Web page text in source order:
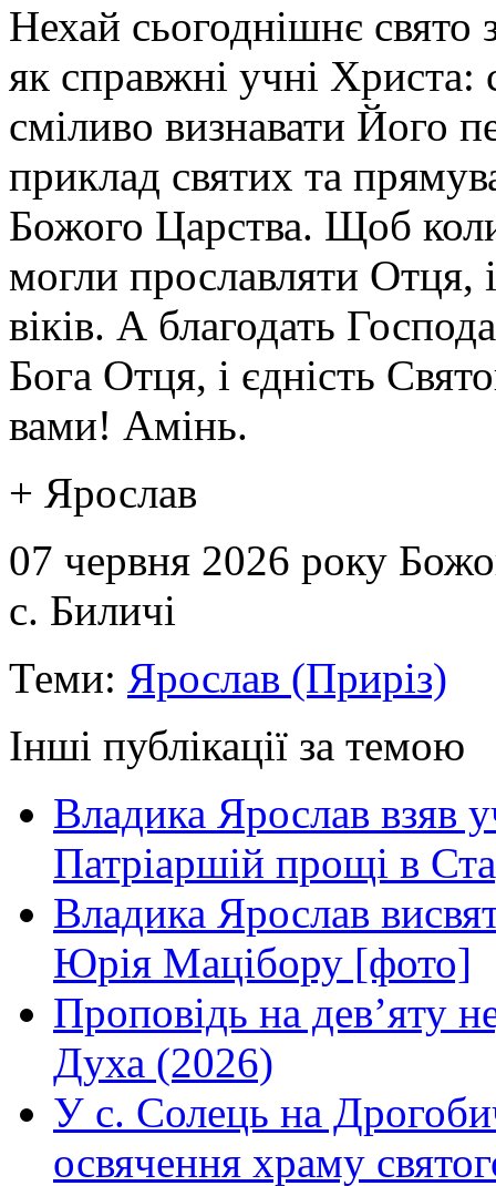
Нехай сьогоднішнє
як справжні учні Христа:
сміливо визнавати Його
приклад святих та
Божого Царства. Щоб
могли прославляти Отця,
віків. А благодать
Бога Отця, і єдність
вами! Амінь.
+ Ярослав
07 червня 2026 року
с. Биличі
Теми: Ярослав (Приріз)
Інші публікації за темою
Владика Ярослав взяв
Патріаршій прощі в
Владика Ярослав
Юрія Мацібору [фото]
Проповідь на дев’яту
Духа (2026)
У с. Солець на
освячення храму